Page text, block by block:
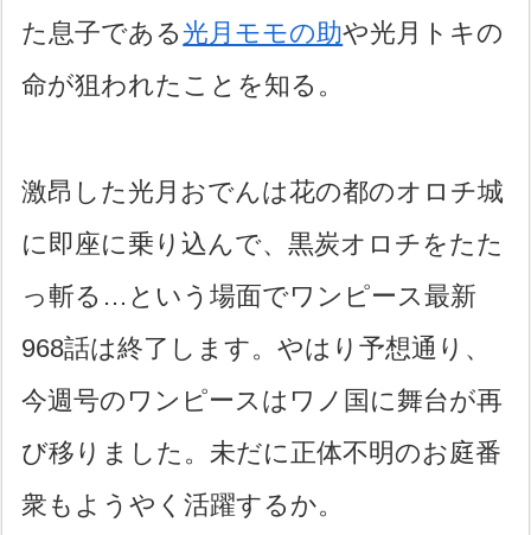
た息子である光月モモの助や光月トキの
命が狙われたことを知る。
激昂した光月おでんは花の都のオロチ城
に即座に乗り込んで、黒炭オロチをたた
っ斬る…という場面でワンピース最新
968話は終了します。やはり予想通り、
今週号のワンピースはワノ国に舞台が再
び移りました。未だに正体不明のお庭番
衆もようやく活躍するか。